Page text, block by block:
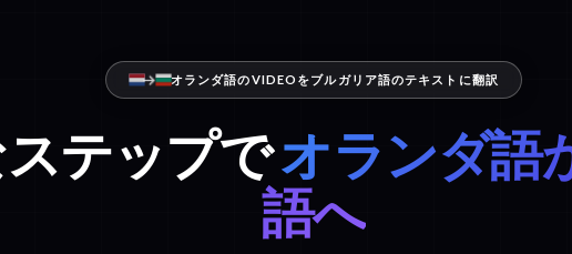
オランダ語のVIDEOをブルガリア語のテキストに翻訳
テップでオランダ語
語へ